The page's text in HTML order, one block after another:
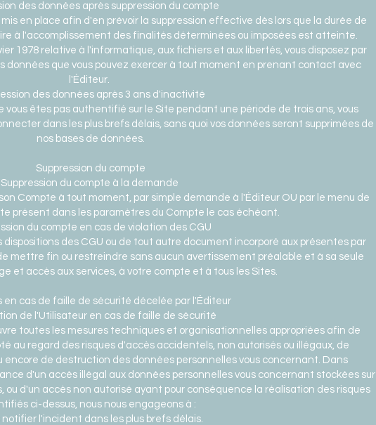
des données après suppression du compte
en place afin d'en prévoir la suppression effective dès lors que la durée de
à l'accomplissement des finalités déterminées ou imposées est atteinte.
1978 relative à l'informatique, aux fichiers et aux libertés, vous disposez par
données que vous pouvez exercer à tout moment en prenant contact avec
l'Éditeur.
des données après 3 ans d'inactivité
vous êtes pas authentifié sur le Site pendant une période de trois ans, vous
dans les plus brefs délais, sans quoi vos données seront supprimées de
nos bases de données.
Suppression du compte
Suppression du compte à la demande
Compte à tout moment, par simple demande à l'Éditeur OU par le menu de
présent dans les paramètres du Compte le cas échéant.
du compte en cas de violation des CGU
dispositions des CGU ou de tout autre document incorporé aux présentes par
mettre fin ou restreindre sans aucun avertissement préalable et à sa seule
et accès aux services, à votre compte et à tous les Sites.
en cas de faille de sécurité décelée par l'Éditeur
de l'Utilisateur en cas de faille de sécurité
toutes les mesures techniques et organisationnelles appropriées afin de
au regard des risques d'accès accidentels, non autorisés ou illégaux, de
de destruction des données personnelles vous concernant. Dans
d'un accès illégal aux données personnelles vous concernant stockées sur
ou d'un accès non autorisé ayant pour conséquence la réalisation des risques
ci-dessus, nous nous engageons à :
notifier l'incident dans les plus brefs délais.